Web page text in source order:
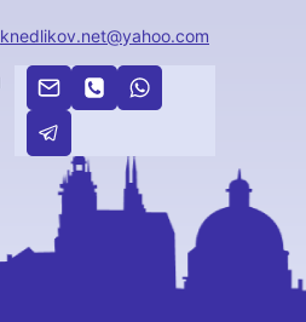
knedlikov.net@yahoo.com